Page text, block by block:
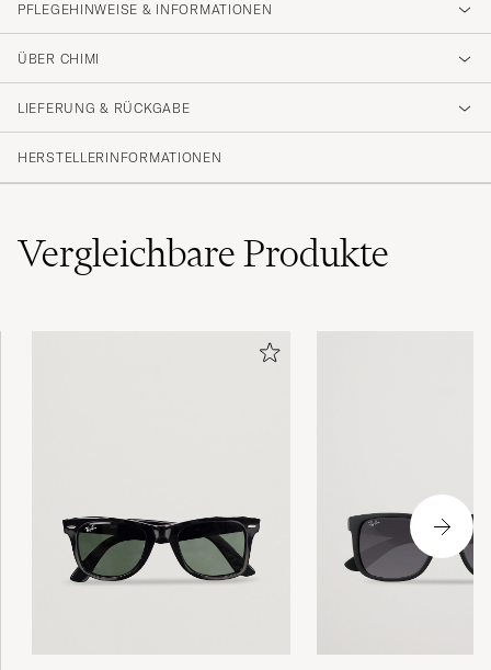
PFLEGEHINWEISE & INFORMATIONEN
ÜBER CHIMI
LIEFERUNG & RÜCKGABE
HERSTELLERINFORMATIONEN
VergleichbareProdukte